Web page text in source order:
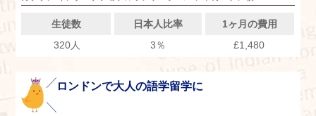
生徒数 日本人比率
1ヶ月の費用
320人
3％ £1,480
ロンドンで大人の語学留学に